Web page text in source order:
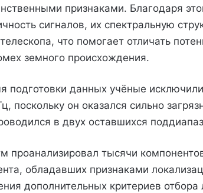
признаками. Благодаря
сигналов, их спектральную
что помогает отличать
земного происхождения.
подготовки данных учёные
поскольку он оказался сильно
в двух оставшихся
проанализировал тысячи
обладавших признаками
дополнительных критериев